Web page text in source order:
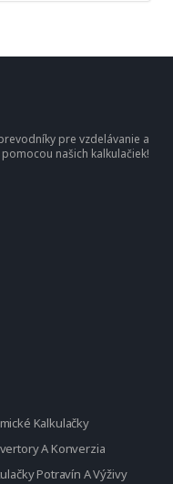
pre vzdelávanie a
našich kalkulačiek!
Kalkulačky
A Konverzia
Potravín A Výživy